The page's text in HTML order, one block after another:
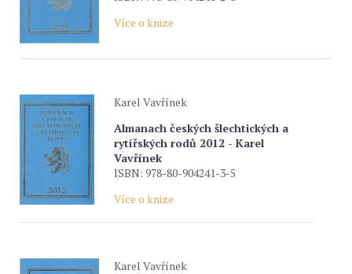
Více o knize
Karel Vavřínek
Almanach českých šlechtických a
rytířských rodů 2012 - Karel
Vavřínek
ISBN: 978-80-904241-3-5
Více o knize
Karel Vavřínek